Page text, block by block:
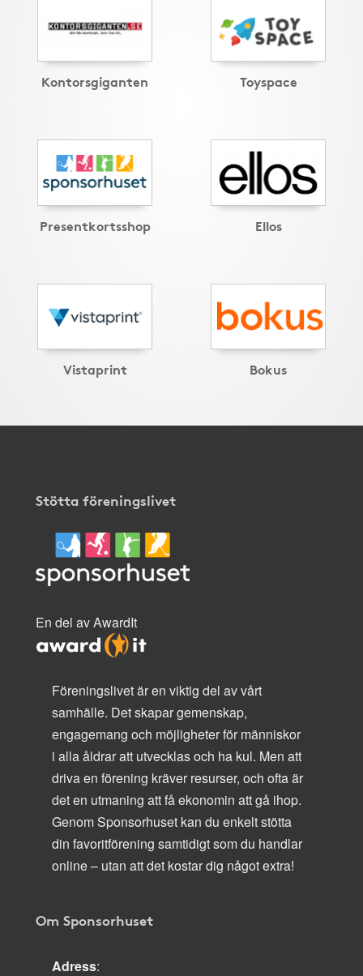
Kontorsgiganten Toyspace
Presentkortsshop Ellos
Vistaprint Bokus
Stötta föreningslivet
En del av AwardIt
Föreningslivet är en viktig del av vårt
samhälle. Det skapar gemenskap,
engagemang och möjligheter för människor
i alla åldrar att utvecklas och ha kul. Men att
driva en förening kräver resurser, och ofta är
det en utmaning att få ekonomin att gå ihop.
Genom Sponsorhuset kan du enkelt stötta
din favoritförening samtidigt som du handlar
online – utan att det kostar dig något extra!
Om Sponsorhuset
Adress: